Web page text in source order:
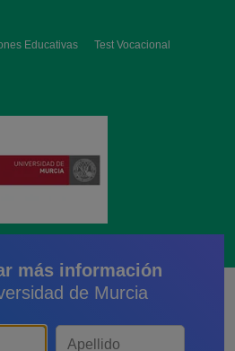
Educativas Test Vocacional
más información
de Murcia